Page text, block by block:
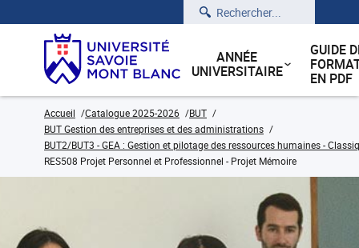
Rechercher
ANNÉE
UNIVERSITAIRE
GUIDE
EN PDF
Accueil Catalogue 2025-2026
BUT
BUT Gestion des entreprises et des administrations
BUT2/BUT3 - GEA : Gestion et pilotage des ressources humaines -
RES508 Projet Personnel et Professionnel - Projet Mémoire